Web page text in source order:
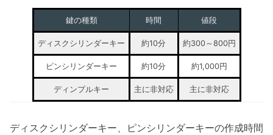
鍵の種類 時間 値段
ディスクシリンダーキー 約10分 約300～800円
ピンシリンダーキー 約10分 約1,000円
ディンプルキー 主に非対応 主に非対応
ディスクシリンダーキー、ピンシリンダーキーの作成時間